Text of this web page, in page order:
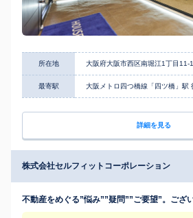
所在地 大阪府大阪市西区南堀江1丁目11-
最寄駅 大阪メトロ四つ橋線「四ツ橋」駅
詳細を見る
株式会社セルフィットコーポレーション
不動産をめぐる”悩み””疑問””ご要望”。ござ